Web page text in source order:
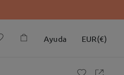
Ayuda EUR(€)